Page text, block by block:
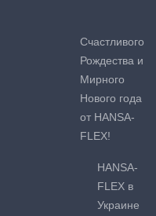
Счастливого
Рождества и
Мирного
Нового года
от HANSA-
FLEX!
HANSA-
FLEX в
Украине